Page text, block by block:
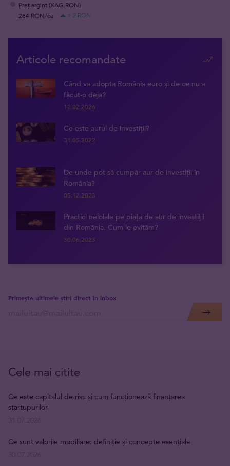
Preț argint (XAG-RON)
284 RON/oz
+ 2 RON
Articole recomandate
Când va adopta România euro și de ce nu a
făcut-o deja?
12.02.2026
Ce este aurul de investiții?
31.05.2022
De unde pot să cumpăr aur de investiții în
România?
05.12.2023
Practici neloiale pe piața de aur de investiții
din România. Cum le evităm?
30.06.2023
Primește ultimele știri direct în inbox
Cele mai citite
Ce este capitalul de risc și cum funcționează finanțarea
startupurilor
Ce sunt valorile mobiliare: definiție și concepte esențiale